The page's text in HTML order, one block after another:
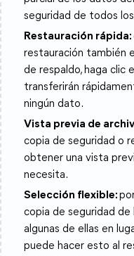
seguridad de todos
Restauración rápida:
restauración también
de respaldo, haga clic
transferirán
ningún dato.
Vista previa de
copia de seguridad o
obtener una vista
necesita.
Selección flexible:
copia de seguridad
algunas de ellas en
puede hacer esto al